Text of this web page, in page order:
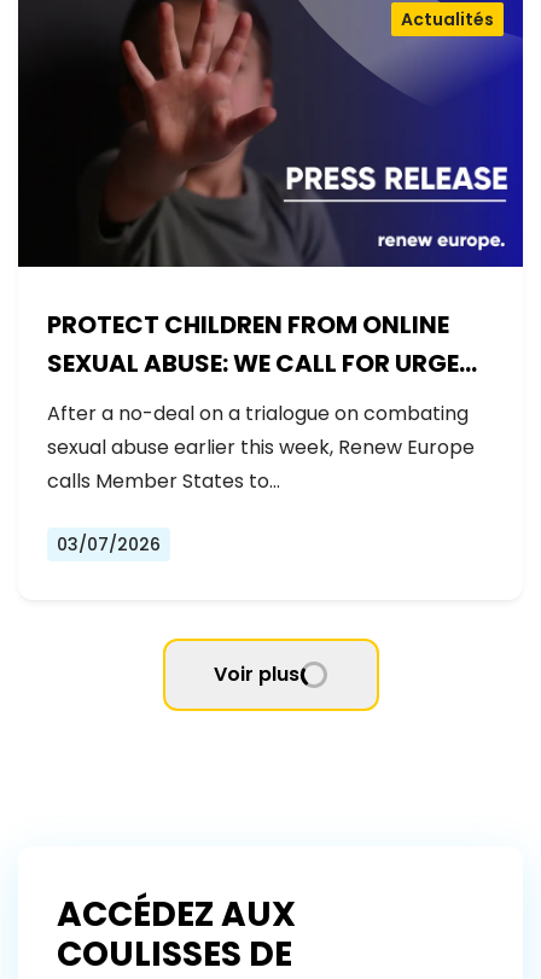
PROTECT CHILDREN FROM ONLINE
SEXUAL ABUSE: WE CALL FOR URGENT
NEGOTIATIONS AND PERMANENT
SOLUTION
Actualités
After a no-deal on a trialogue on combating
sexual abuse earlier this week, Renew Europe
calls Member States to…
03/07/2026
Voir plus
ACCÉDEZ AUX
COULISSES DE